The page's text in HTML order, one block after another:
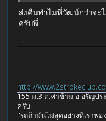
ส่งคืนทำไมพี่วัฒน์กว่าจะ
ครับพี่
http://
155 ม.3 ต.ท่าข้าม อ.อรัญปร
ครับ
"รถถ้ามันไม่สุดอย่างที่เราพ